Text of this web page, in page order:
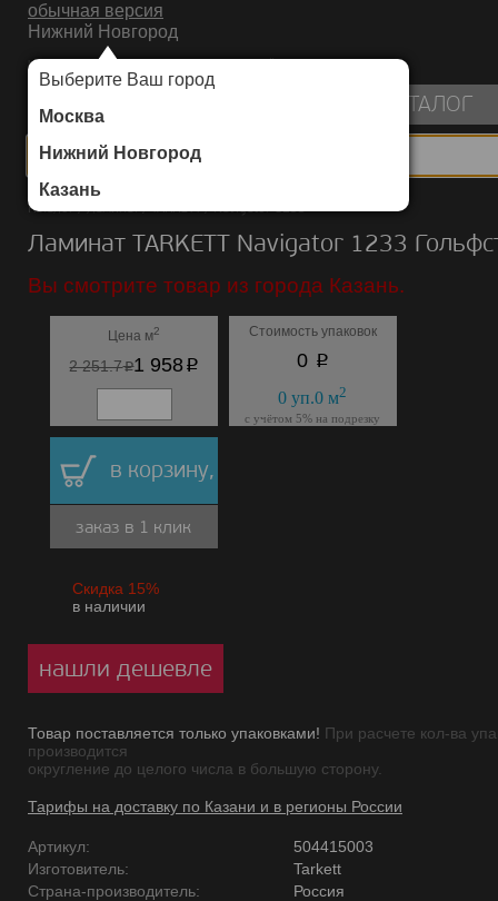
обычная версия
Нижний Новгород
Выберите Ваш город
Москва
Нижний Новгород
Казань
ИНТЕРНЕТ-МАГАЗИН НАПОЛЬНЫХ ПОКРЫТИЙ
КАТАЛОГ
Каталог/Ламинат/TARKETT/Navigator 1233
Ламинат TARKETT Navigator 1233
Вы смотрите товар из города Казань.
Цена м2
2 251.7p1 958p
Стоимость упаковок
0 p
0 уп.0 м2
с учётом 5% на подрезку
в корзину,
заказ в 1 клик
Скидка 15%
в наличии
нашли дешевле
Товар поставляется только упаковками! При расчете кол-ва
производится
округление до целого числа в большую сторону.
Тарифы на доставку по Казани и в регионы России
Артикул:
504415003
Изготовитель:
Tarkett
Страна-производитель:
Россия